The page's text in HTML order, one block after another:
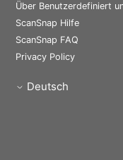
Über Benutzerdefiniert
ScanSnap Hilfe
ScanSnap FAQ
Privacy Policy
Deutsch